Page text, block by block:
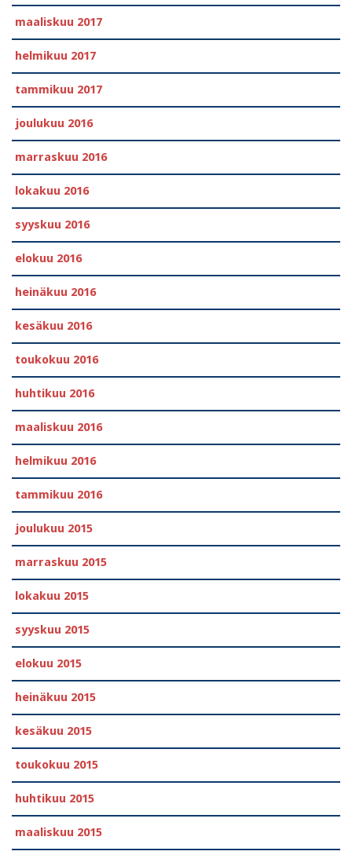
maaliskuu 2017
helmikuu 2017
tammikuu 2017
joulukuu 2016
marraskuu 2016
lokakuu 2016
syyskuu 2016
elokuu 2016
heinäkuu 2016
kesäkuu 2016
toukokuu 2016
huhtikuu 2016
maaliskuu 2016
helmikuu 2016
tammikuu 2016
joulukuu 2015
marraskuu 2015
lokakuu 2015
syyskuu 2015
elokuu 2015
heinäkuu 2015
kesäkuu 2015
toukokuu 2015
huhtikuu 2015
maaliskuu 2015